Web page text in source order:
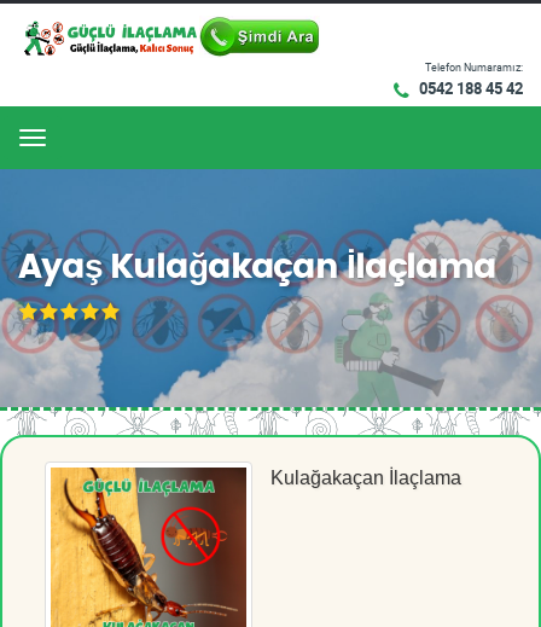
Telefon Numaramız:
0542 188 45 42
Menu
Ayaş Kulağakaçan İlaçlama
Kulağakaçan İlaçlama